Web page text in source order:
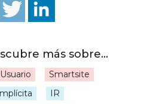
Smartsite
IR